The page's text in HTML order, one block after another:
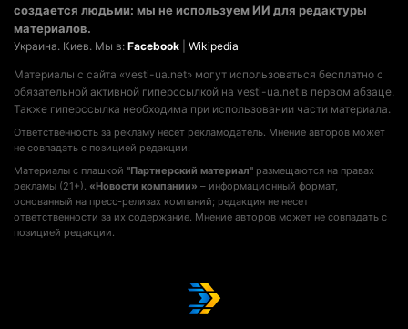
создается людьми: мы не используем ИИ для редактуры
материалов.
Украина. Киев. Мы в: Facebook Wikipedia
Материалы с сайта «vesti-ua.net» могут использоваться бесплатно с
обязательной активной гиперссылкой на vesti-ua.net в первом абзаце.
Также гиперссылка необходима при использовании части материала.
Ответственность за рекламу несет рекламодатель. Мнение авторов может
не совпадать с позицией редакции.
Материалы с плашкой "Партнерский материал" размещаются на правах
рекламы (21+). «Новости компании» – информационный формат,
основанный на пресс-релизах компаний; редакция не несет
ответственности за их содержание. Мнение авторов может не совпадать с
позицией редакции.